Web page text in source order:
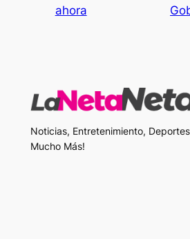
ahora
Noticias, Entretenimiento,
Mucho Más!